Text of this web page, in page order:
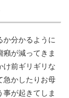
か分かるように
癪が減ってきま
け前ギリギリな
急かしたりお母
事が起きてしま